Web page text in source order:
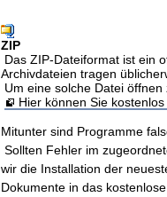
ZIP
Das ZIP-Dateiformat ist ein
Archivdateien tragen
Um eine solche Datei
Hier können Sie
Mitunter sind Programme
Sollten Fehler im
wir die Installation der
Dokumente in das